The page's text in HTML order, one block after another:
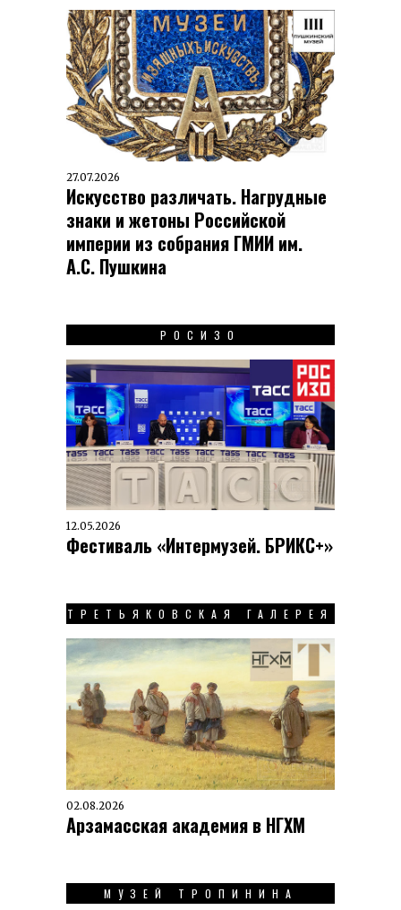
27.07.2026
Искусство различать. Нагрудные
знаки и жетоны Российской
империи из собрания ГМИИ им.
А.С. Пушкина
РОСИЗО
12.05.2026
Фестиваль «Интермузей. БРИКС+»
ТРЕТЬЯКОВСКАЯ ГАЛЕРЕЯ
02.08.2026
Арзамасская академия в НГХМ
МУЗЕЙ ТРОПИНИНА